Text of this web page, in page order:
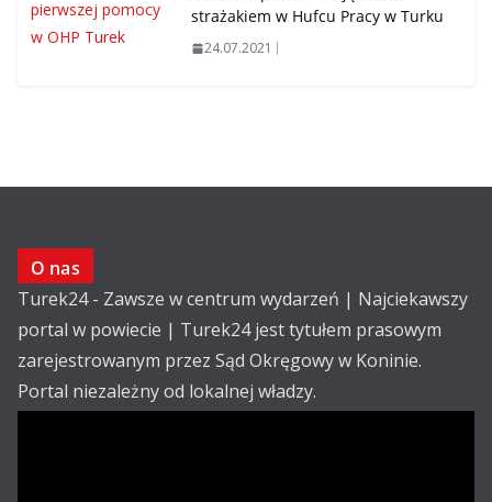
strażakiem w Hufcu Pracy w Turku
24.07.2021
O nas
Turek24 - Zawsze w centrum wydarzeń | Najciekawszy
portal w powiecie | Turek24 jest tytułem prasowym
zarejestrowanym przez Sąd Okręgowy w Koninie.
Portal niezależny od lokalnej władzy.